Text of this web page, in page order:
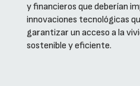
y financieros que deberían
innovaciones tecnológicas
garantizar un acceso a la
sostenible y eficiente.